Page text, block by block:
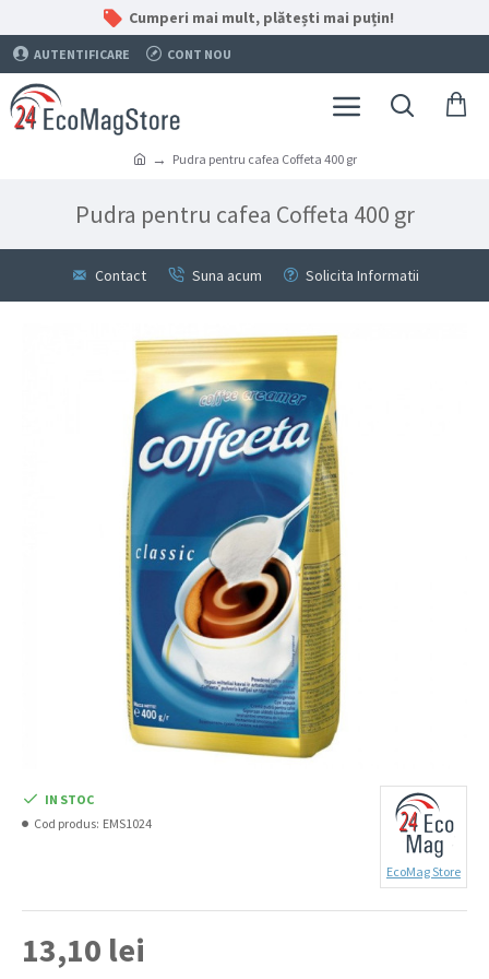
Cumperi mai mult, plătești mai puțin!
AUTENTIFICARE CONT NOU
Pudra pentru cafea Coffeta 400 gr
Pudra pentru cafea Coffeta 400 gr
Contact Suna acum Solicita Informatii
13,10 lei
IN STOC
Cod produs: EMS1024
EcoMag Store